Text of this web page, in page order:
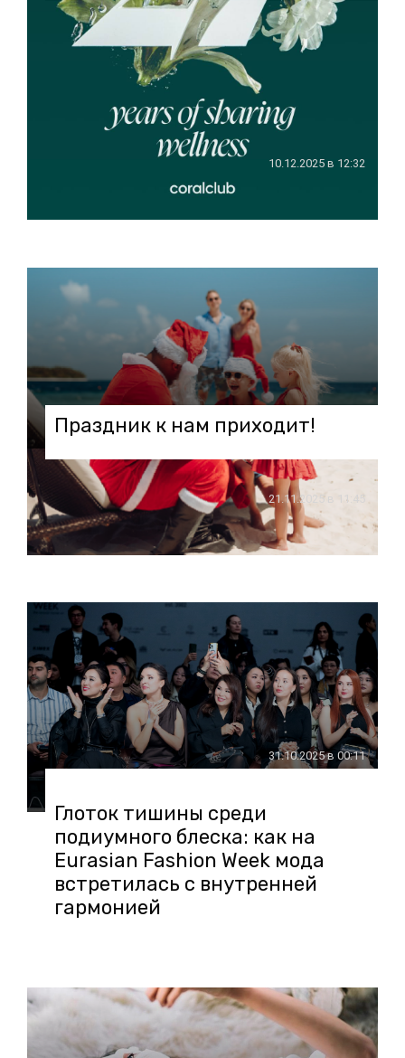
10.12.2025 в 12:32
21.11.2025 в 11:45
Праздник к нам приходит!
31.10.2025 в 00:11
Глоток тишины среди
подиумного блеска: как на
Eurasian Fashion Week мода
встретилась с внутренней
гармонией